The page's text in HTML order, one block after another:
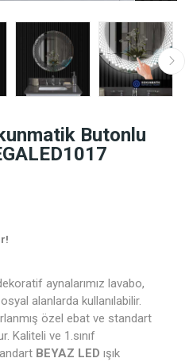
Butonlu
aynalarımız lavabo,
alanlarda kullanılabilir.
özel ebat ve standart
Kaliteli ve 1.sınıf
BEYAZ LED ışık